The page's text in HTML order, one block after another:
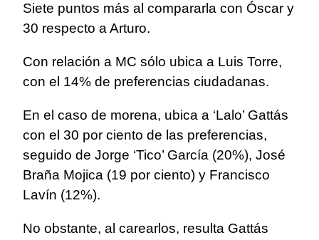
Siete puntos más al compararla con Óscar y
30 respecto a Arturo.
Con relación a MC sólo ubica a Luis Torre,
con el 14% de preferencias ciudadanas.
En el caso de morena, ubica a ‘Lalo’ Gattás
con el 30 por ciento de las preferencias,
seguido de Jorge ‘Tico’ García (20%), José
Braña Mojica (19 por ciento) y Francisco
Lavín (12%).
No obstante, al carearlos, resulta Gattás